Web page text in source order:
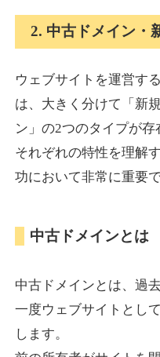
torigirl-
ジャンルその他
DA38 外部リンク数
10,800円 入札 0件
ジャンル通販
DA
2. 中古ドメイン・
ウェブサイトを運営す
は、大きく分けて「新
ン」の2つのタイプが存
それぞれの特性を理解
功において非常に重要で
中古ドメインとは
中古ドメインとは、過
一度ウェブサイトとし
します。